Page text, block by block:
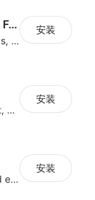
Poptin Pop Ups, Exit Intent & Forms
Create pop ups, exit intent popups, contact forms, email popup & get more sales
安装
40+ Apps in One: Popup Discount, Spin Wheel, Countdown Timer, Banner, Coupon
安装
Elevate your subscriber count and enhance sales with spin wheel pop-up discounts
安装